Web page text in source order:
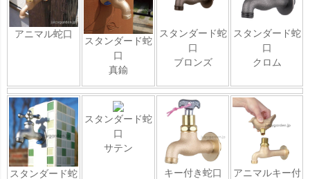
アニマル蛇口
スタンダード蛇
口
真鍮
スタンダード蛇
口
ブロンズ
スタンダード蛇
口
クロム
スタンダード蛇
スタンダード蛇
口
サテン
キー付き蛇口
アニマルキー付